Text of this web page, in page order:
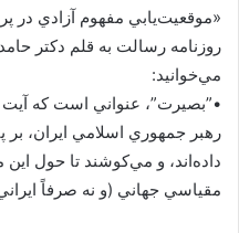
«موقعيت‌يابي مفهوم آزادي در
روزنامه رسالت به قلم دكتر
مي‌خوانيد:
‏•‏”بصيرت”، عنواني است که
رهبر جمهوري اسلامي ايران، بر
داده‌اند، و مي‌کوشند تا حول
مقياسي جهاني (و نه صرفاً